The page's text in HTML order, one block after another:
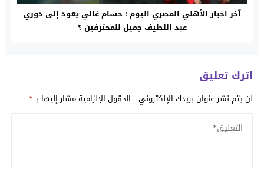
آخر اخبار الأهلي المصري اليوم : حسام غالي يعود إلى دوري
عبد اللطيف جميل للمحترفين ؟
اترك تعليق
لن يتم نشر عنوان بريدك الإلكتروني. الحقول الإلزامية مشار إليها بـ*